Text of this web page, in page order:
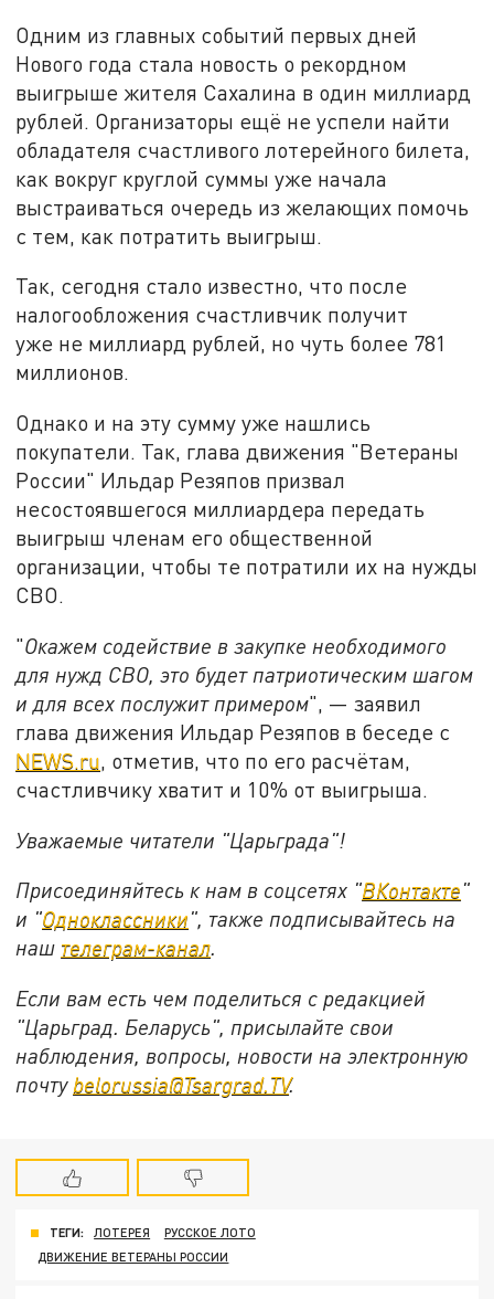
Одним из главных событий первых дней
Нового года стала новость о рекордном
выигрыше жителя Сахалина в один миллиард
рублей. Организаторы ещё не успели найти
обладателя счастливого лотерейного билета,
как вокруг круглой суммы уже начала
выстраиваться очередь из желающих помочь
с тем, как потратить выигрыш.
Так, сегодня стало известно, что после
налогообложения счастливчик получит
уже не миллиард рублей, но чуть более 781
миллионов.
Однако и на эту сумму уже нашлись
покупатели. Так, глава движения "Ветераны
России" Ильдар Резяпов призвал
несостоявшегося миллиардера передать
выигрыш членам его общественной
организации, чтобы те потратили их на нужды
СВО.
"Окажем содействие в закупке необходимого
для нужд СВО, это будет патриотическим шагом
и для всех послужит примером", — заявил
глава движения Ильдар Резяпов в беседе с
NEWS.ru, отметив, что по его расчётам,
счастливчику хватит и 10% от выигрыша.
Уважаемые читатели "Царьграда"!
Присоединяйтесь к нам в соцсетях "ВКонтакте"
и "Одноклассники", также подписывайтесь на
наш телеграм-канал.
Если вам есть чем поделиться с редакцией
"Царьград. Беларусь", присылайте свои
наблюдения, вопросы, новости на электронную
почту belorussia@Tsargrad.TV.
ТЕГИ: ЛОТЕРЕЯ
РУССКОЕ ЛОТО
ДВИЖЕНИЕ ВЕТЕРАНЫ РОССИИ